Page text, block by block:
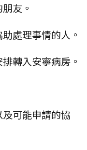
友。
處理事情的人。
轉入安寧病房。
可能申請的協